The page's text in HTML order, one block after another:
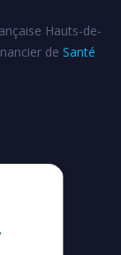
Hauts-de-
de Santé